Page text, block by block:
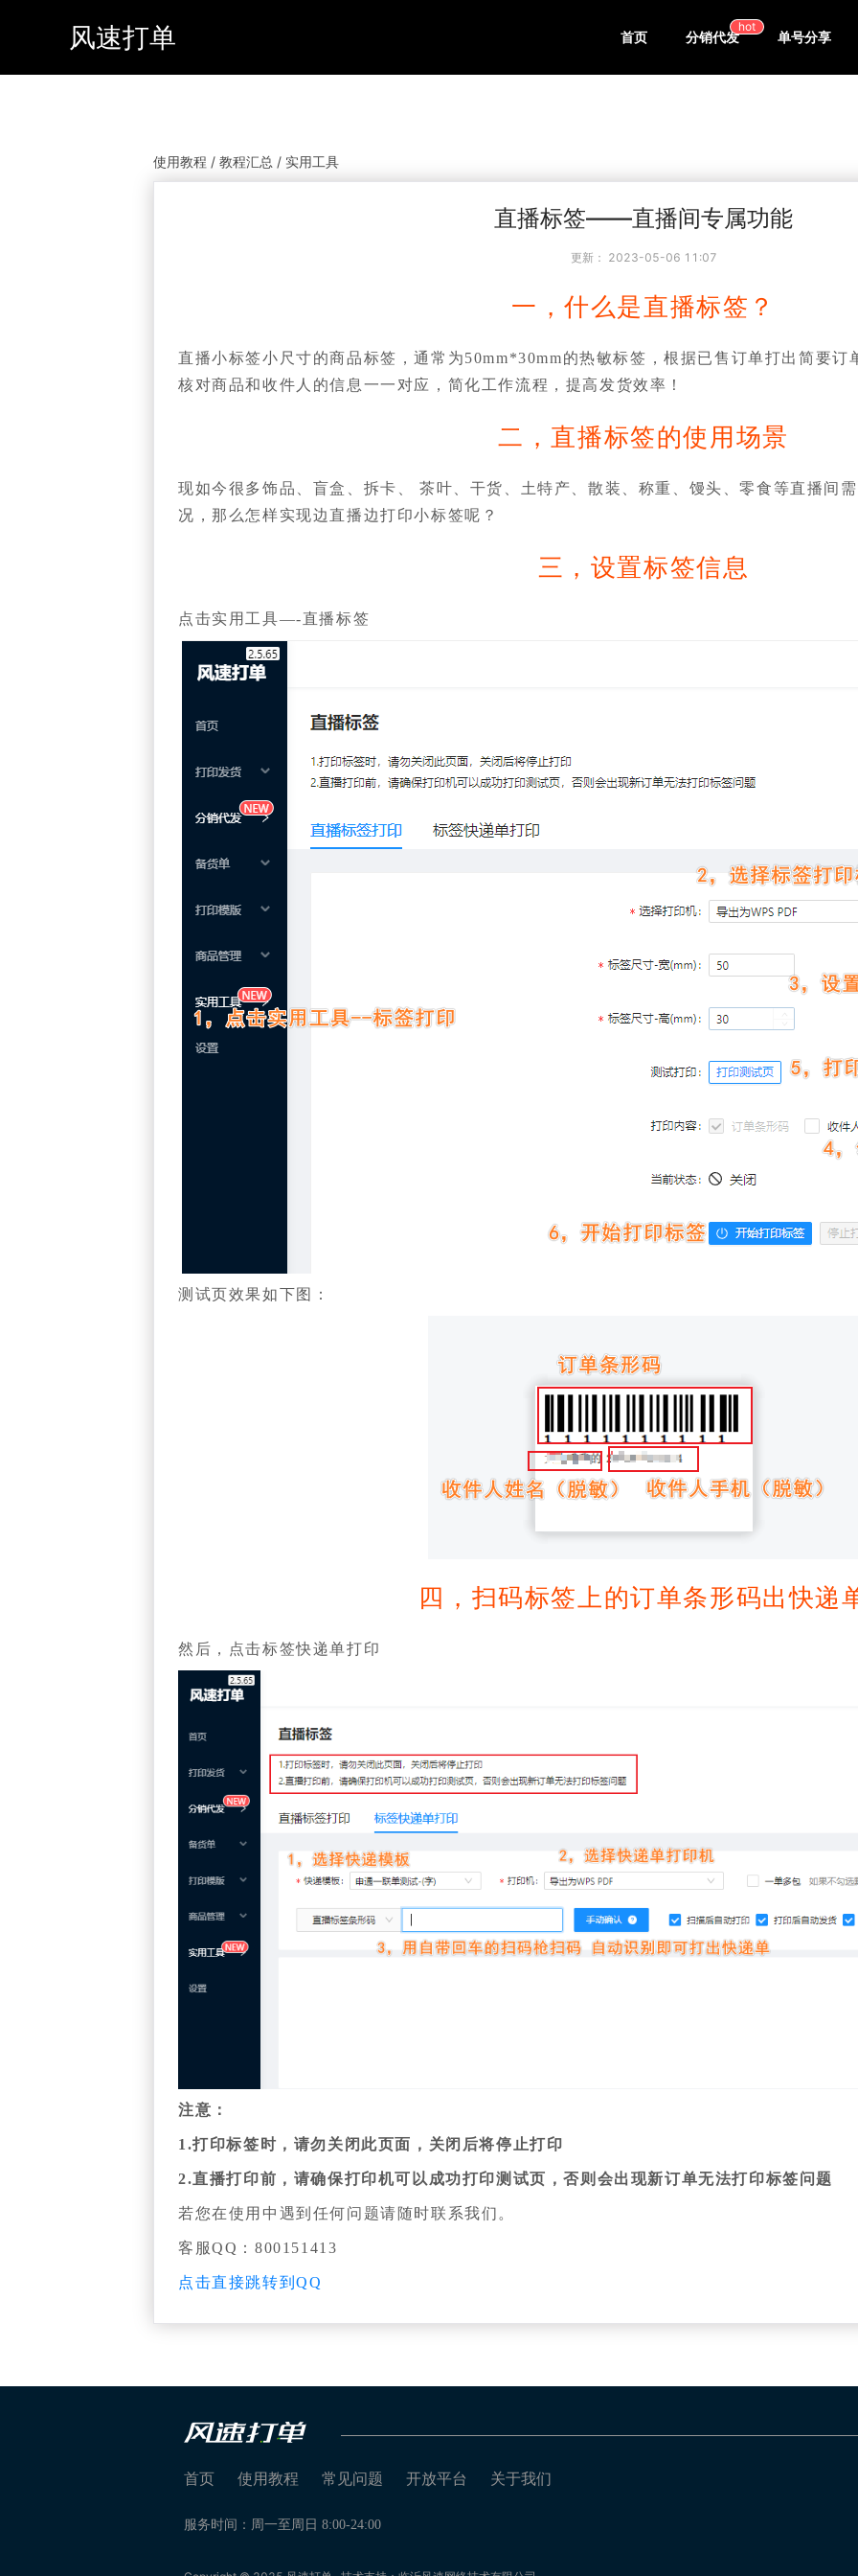
风速打单 首页 分销代发
hot
单号分享
使用教程 / 教程汇总 / 实用工具
直播标签——直播间专属功能
更新： 2023-05-06 11:07
一，什么是直播标签？
直播小标签小尺寸的商品标签，通常为50mm*30mm的热敏标签，根据已售订单打出简要
核对商品和收件人的信息一一对应，简化工作流程，提高发货效率！
二，直播标签的使用场景
现如今很多饰品、盲盒、拆卡、 茶叶、干货、土特产、散装、称重、馒头、零食等直播间
况，那么怎样实现边直播边打印小标签呢？
三，设置标签信息
点击实用工具—-直播标签
测试页效果如下图：
四，扫码标签上的订单条形码出快递
然后，点击标签快递单打印
注意：
1.打印标签时，请勿关闭此页面，关闭后将停止打印
2.直播打印前，请确保打印机可以成功打印测试页，否则会出现新订单无法打印标签问题
若您在使用中遇到任何问题请随时联系我们。
客服QQ：800151413
点击直接跳转到QQ
首页 使用教程 常见问题 开放平台 关于我们
服务时间：周一至周日 8:00-24:00